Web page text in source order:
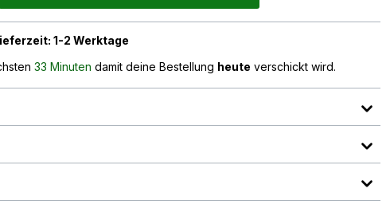
1-2 Werktage
33 Minuten damit deine Bestellung heute verschickt wird.